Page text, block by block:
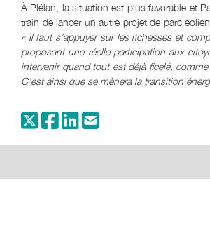
À Plélan, la situation est plus favorable et
train de lancer un autre projet de parc
« Il faut s’appuyer sur les richesses et
proposant une réelle participation aux
intervenir quand tout est déjà ficelé,
C’est ainsi que se mènera la transition